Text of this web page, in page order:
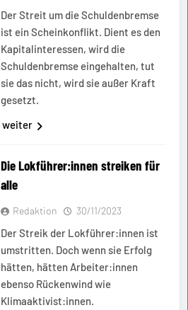
Der Streit um die Schuldenbremse
ist ein Scheinkonflikt. Dient es den
Kapitalinteressen, wird die
Schuldenbremse eingehalten, tut
sie das nicht, wird sie außer Kraft
gesetzt.
weiter
Die Lokführer:innen streiken für
alle
Redaktion 30/11/2023
Der Streik der Lokführer:innen ist
umstritten. Doch wenn sie Erfolg
hätten, hätten Arbeiter:innen
ebenso Rückenwind wie
Klimaaktivist:innen.